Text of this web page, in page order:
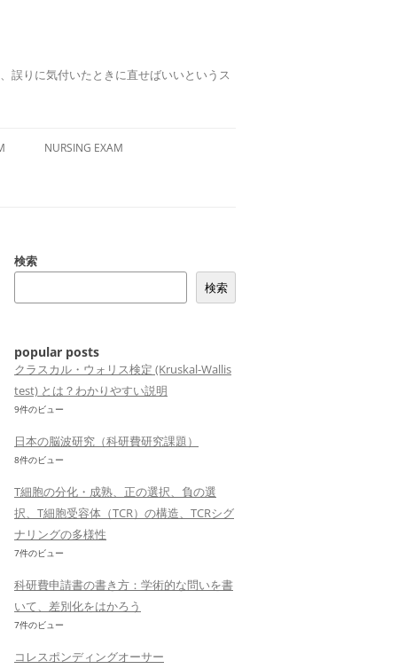
誤りに気付いたときに直せばいいというス
NURSING EXAM
検索
検索
popular posts
クラスカル・ウォリス検定 (Kruskal-Wallis
test) とは？わかりやすい説明
9件のビュー
日本の脳波研究（科研費研究課題）
8件のビュー
T細胞の分化・成熟、正の選択、負の選
択、T細胞受容体（TCR）の構造、TCRシグ
ナリングの多様性
7件のビュー
科研費申請書の書き方：学術的な問いを書
いて、差別化をはかろう
7件のビュー
コレスポンディングオーサー